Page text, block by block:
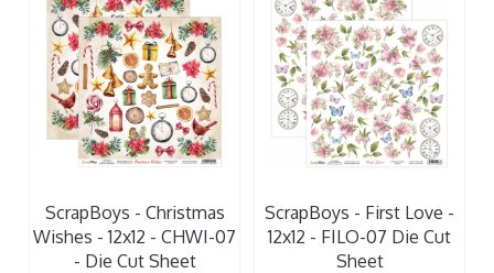
ScrapBoys - Christmas
Wishes - 12x12 - CHWI-07
- Die Cut Sheet
ScrapBoys - First Love -
12x12 - FILO-07 Die Cut
Sheet